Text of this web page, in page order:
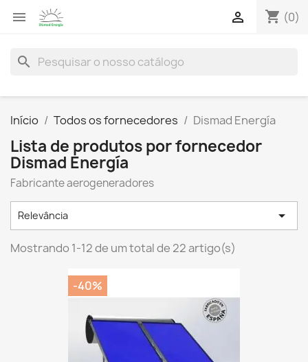
 shopping_cart (0)

search
Início Todos os fornecedores Dismad Energía
Lista de produtos por fornecedor
Dismad Energía
Fabricante aerogeneradores
Relevância 
Mostrando 1-12 de um total de 22 artigo(s)
-40%